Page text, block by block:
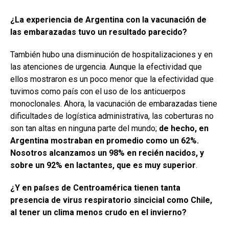
¿La experiencia de Argentina con la vacunación de
las embarazadas tuvo un resultado parecido?
También hubo una disminución de hospitalizaciones y en
las atenciones de urgencia. Aunque la efectividad que
ellos mostraron es un poco menor que la efectividad que
tuvimos como país con el uso de los anticuerpos
monoclonales. Ahora, la vacunación de embarazadas tiene
dificultades de logística administrativa, las coberturas no
son tan altas en ninguna parte del mundo; de hecho, en
Argentina mostraban en promedio como un 62%.
Nosotros alcanzamos un 98% en recién nacidos, y
sobre un 92% en lactantes, que es muy superior.
¿Y en países de Centroamérica tienen tanta
presencia de virus respiratorio sincicial como Chile,
al tener un clima menos crudo en el invierno?